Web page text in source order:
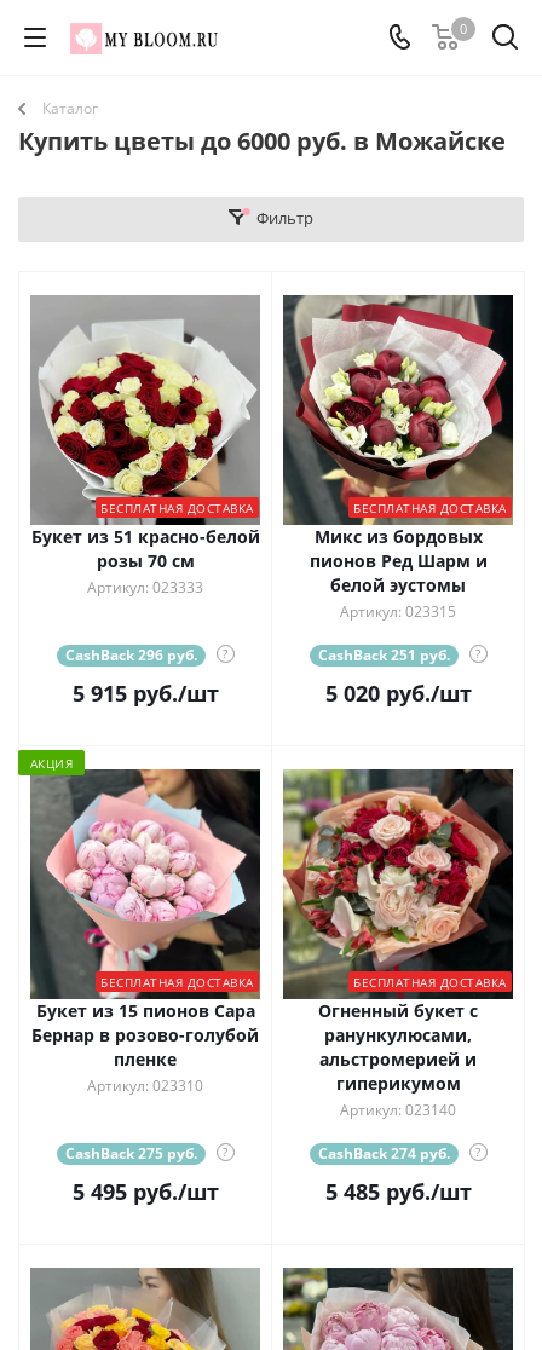
0
Каталог
Купить цветы до 6000 руб. в Можайске
Фильтр
БЕСПЛАТНАЯ ДОСТАВКА
Букет из 51 красно-белой
розы 70 см
Артикул: 023333
CashBack 296 руб. ?
5 915руб./шт
БЕСПЛАТНАЯ ДОСТАВКА
Микс из бордовых
пионов Ред Шарм и
белой эустомы
Артикул: 023315
CashBack 251 руб. ?
5 020руб./шт
АКЦИЯ
БЕСПЛАТНАЯ ДОСТАВКА
Букет из 15 пионов Сара
Бернар в розово-голубой
пленке
Артикул: 023310
CashBack 275 руб. ?
5 495руб./шт
БЕСПЛАТНАЯ ДОСТАВКА
Огненный букет с
ранункулюсами,
альстромерией и
гиперикумом
Артикул: 023140
CashBack 274 руб. ?
5 485руб./шт